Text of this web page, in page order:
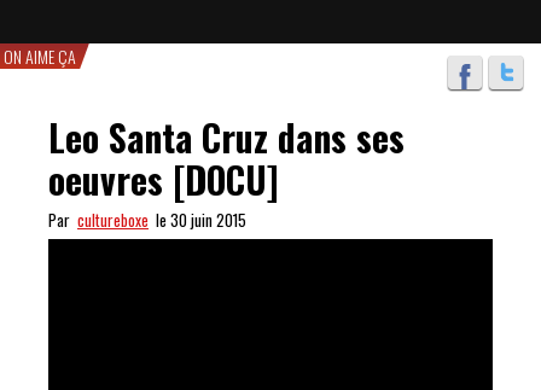
ON AIME ÇA
Leo Santa Cruz dans ses
oeuvres [DOCU]
Par cultureboxe le 30 juin 2015